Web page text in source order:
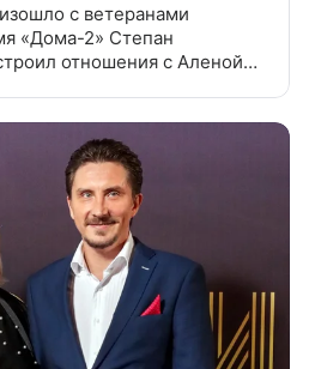
с ветеранами
«Дома-2» Степан
отношения с Аленой